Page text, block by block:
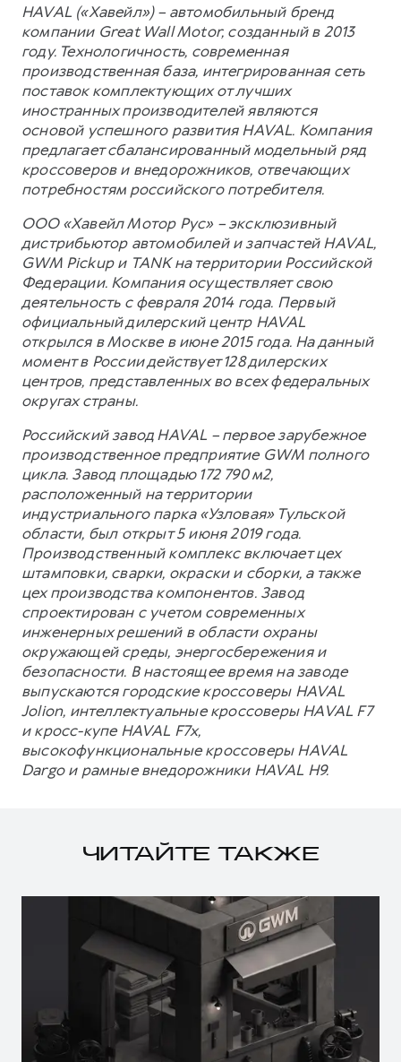
HAVAL («Хавейл») – автомобильный бренд
компании Great Wall Motor, созданный в 2013
году. Технологичность, современная
производственная база, интегрированная сеть
поставок комплектующих от лучших
иностранных производителей являются
основой успешного развития HAVAL. Компания
предлагает сбалансированный модельный ряд
кроссоверов и внедорожников, отвечающих
потребностям российского потребителя.
ООО «Хавейл Мотор Рус» – эксклюзивный
дистрибьютор автомобилей и запчастей HAVAL,
GWM Pickup и TANK на территории Российской
Федерации. Компания осуществляет свою
деятельность с февраля 2014 года. Первый
официальный дилерский центр HAVAL
открылся в Москве в июне 2015 года. На данный
момент в России действует 128 дилерских
центров, представленных во всех федеральных
округах страны.
Российский завод HAVAL – первое зарубежное
производственное предприятие GWM полного
цикла. Завод площадью 172 790 м2,
расположенный на территории
индустриального парка «Узловая» Тульской
области, был открыт 5 июня 2019 года.
Производственный комплекс включает цех
штамповки, сварки, окраски и сборки, а также
цех производства компонентов. Завод
спроектирован с учетом современных
инженерных решений в области охраны
окружающей среды, энергосбережения и
безопасности. В настоящее время на заводе
выпускаются городские кроссоверы HAVAL
Jolion, интеллектуальные кроссоверы HAVAL F7
и кросс-купе HAVAL F7x,
высокофункциональные кроссоверы HAVAL
Dargo и рамные внедорожники HAVAL H9.
ЧИТАЙТЕ ТАКЖЕ